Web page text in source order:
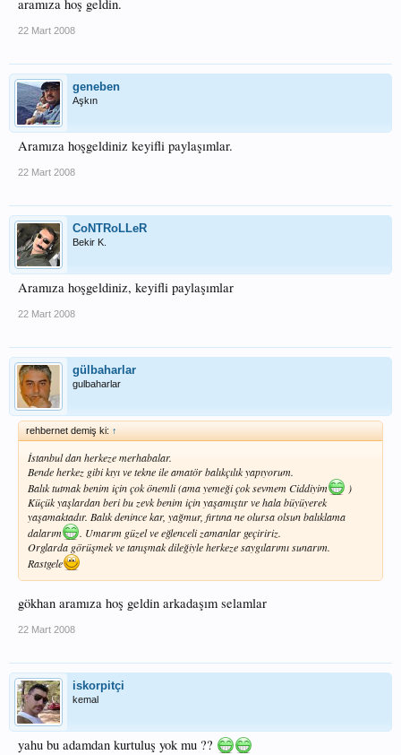
aramıza hoş geldin.
22 Mart 2008
geneben
Aşkın
Aramıza hoşgeldiniz keyifli paylaşımlar.
22 Mart 2008
CoNTRoLLeR
Bekir K.
Aramıza hoşgeldiniz, keyifli paylaşımlar
22 Mart 2008
gülbaharlar
gulbaharlar
rehbernet demiş ki: ↑
İstanbul dan herkeze merhabalar.
Bende herkez gibi kıyı ve tekne ile amatör balıkçılık yapıyorum.
Balık tutmak benim için çok önemli (ama yemeği çok sevmem Ciddiyim
)
Küçük yaşlardan beri bu zevk benim için yaşamıştır ve hala büyüyerek
yaşamaktadır. Balık denince kar, yağmur, fırtına ne olursa olsun balıklama
dalarım
. Umarım güzel ve eğlenceli zamanlar geçiririz.
Orglarda görüşmek ve tanışmak dileğiyle herkeze saygılarımı sunarım.
Rastgele
gökhan aramıza hoş geldin arkadaşım selamlar
22 Mart 2008
iskorpitçi
kemal
yahu bu adamdan kurtuluş yok mu ??